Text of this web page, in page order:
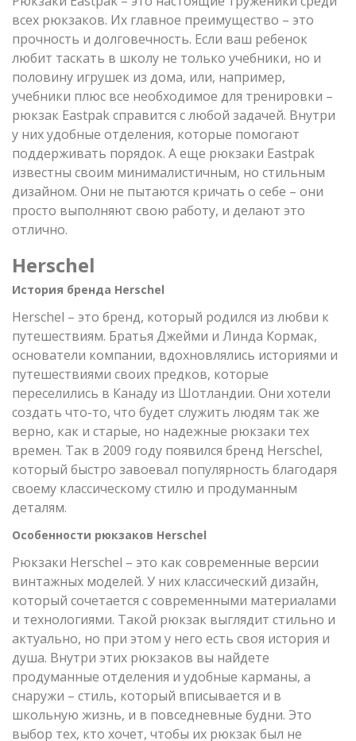
всех рюкзаков. Их главное преимущество – это
прочность и долговечность. Если ваш ребенок
любит таскать в школу не только учебники, но и
половину игрушек из дома, или, например,
учебники плюс все необходимое для тренировки –
рюкзак Eastpak справится с любой задачей. Внутри
у них удобные отделения, которые помогают
поддерживать порядок. А еще рюкзаки Eastpak
известны своим минималистичным, но стильным
дизайном. Они не пытаются кричать о себе – они
просто выполняют свою работу, и делают это
отлично.
Herschel
История бренда Herschel
Herschel – это бренд, который родился из любви к
путешествиям. Братья Джейми и Линда Кормак,
основатели компании, вдохновлялись историями и
путешествиями своих предков, которые
переселились в Канаду из Шотландии. Они хотели
создать что-то, что будет служить людям так же
верно, как и старые, но надежные рюкзаки тех
времен. Так в 2009 году появился бренд Herschel,
который быстро завоевал популярность благодаря
своему классическому стилю и продуманным
деталям.
Особенности рюкзаков Herschel
Рюкзаки Herschel – это как современные версии
винтажных моделей. У них классический дизайн,
который сочетается с современными материалами
и технологиями. Такой рюкзак выглядит стильно и
актуально, но при этом у него есть своя история и
душа. Внутри этих рюкзаков вы найдете
продуманные отделения и удобные карманы, а
снаружи – стиль, который вписывается и в
школьную жизнь, и в повседневные будни. Это
выбор тех, кто хочет, чтобы их рюкзак был не